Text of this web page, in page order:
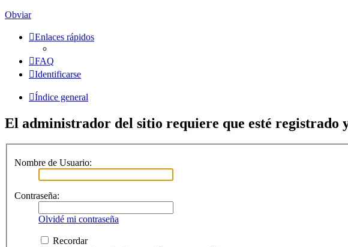
Obviar
Enlaces rápidos
FAQ
Identificarse
Índice general
El administrador del sitio requiere que esté registrado
Nombre de Usuario:
Contraseña:
Olvidé mi contraseña
Recordar